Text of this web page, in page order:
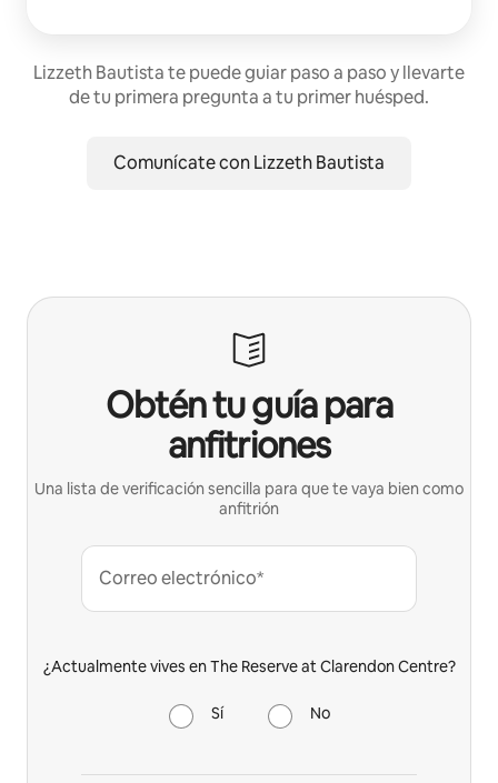
Lizzeth Bautista te puede guiar paso a paso y llevarte
de tu primera pregunta a tu primer huésped.
Comunícate con Lizzeth Bautista
Obtén tu guía para
anfitriones
Una lista de verificación sencilla para que te vaya bien como
anfitrión
Correo electrónico*
¿Actualmente vives en The Reserve at Clarendon Centre?
Sí No